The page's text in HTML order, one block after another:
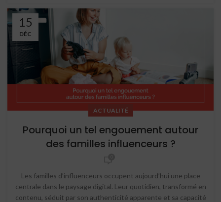
15
DÉC
ACTUALITÉ
Pourquoi un tel engouement autour
des familles influenceurs ?
Les familles d’influenceurs occupent aujourd’hui une place
centrale dans le paysage digital. Leur quotidien, transformé en
contenu, séduit par son authenticité apparente et sa capacité